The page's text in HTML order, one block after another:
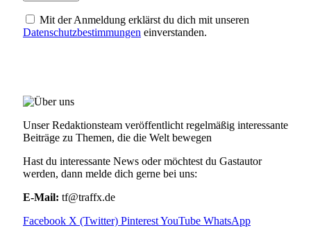
Mit der Anmeldung erklärst du dich mit unseren
Datenschutzbestimmungen einverstanden.
Unser Redaktionsteam veröffentlicht regelmäßig interessante
Beiträge zu Themen, die die Welt bewegen
Hast du interessante News oder möchtest du Gastautor
werden, dann melde dich gerne bei uns:
E-Mail: tf@traffx.de
Facebook X (Twitter) PinterestYouTube WhatsApp